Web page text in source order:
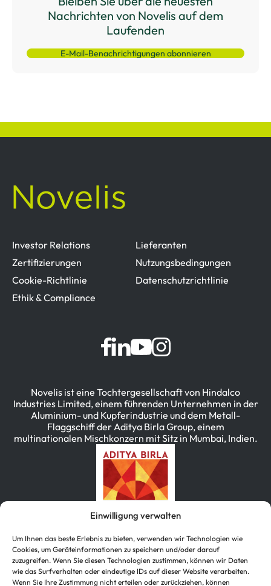
Einwilligung verwalten
Um Ihnen das beste Erlebnis zu bieten, verwenden wir Technologien wie
Cookies, um Geräteinformationen zu speichern und/oder darauf
zuzugreifen. Wenn Sie diesen Technologien zustimmen, können wir Daten
wie das Surfverhalten oder eindeutige IDs auf dieser Website verarbeiten.
Wenn Sie Ihre Zustimmung nicht erteilen oder zurückziehen, können
Nachrichten von Novelis auf dem
Laufenden
E-Mail-Benachrichtigungen abonnieren
Investor Relations
Lieferanten
Zertifizierungen
Nutzungsbedingungen
Cookie-Richtlinie
Datenschutzrichtlinie
Ethik & Compliance
Novelis ist eine Tochtergesellschaft von Hindalco
Industries Limited, einem führenden Unternehmen in der
Aluminium- und Kupferindustrie und dem Metall-
Flaggschiff der Aditya Birla Group, einem
multinationalen Mischkonzern mit Sitz in Mumbai, Indien.
简体中文(Vereinfachtes Chinesisch)